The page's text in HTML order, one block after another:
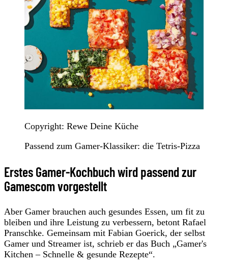
Copyright: Rewe Deine Küche
Passend zum Gamer-Klassiker: die Tetris-Pizza
Erstes Gamer-Kochbuch wird passend zur
Gamescom vorgestellt
Aber Gamer brauchen auch gesundes Essen, um fit zu
bleiben und ihre Leistung zu verbessern, betont Rafael
Pranschke. Gemeinsam mit Fabian Goerick, der selbst
Gamer und Streamer ist, schrieb er das Buch „Gamer's
Kitchen – Schnelle & gesunde Rezepte“.